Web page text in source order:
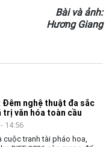
ảnh:
Hương Giang
Đêm nghệ thuật đa sắc
trị văn hóa toàn cầu
14:56
cuộc tranh tài pháo hoa,